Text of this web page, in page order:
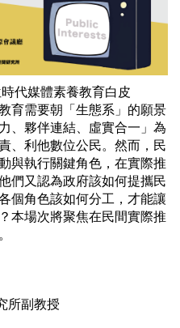
代媒體素養教育白皮
育需要朝「生態系」的願景
、夥伴連結、虛實合一」為
、利他數位公民。然而，民
與執行關鍵角色，在實際推
們又認為政府該如何提攜民
個角色該如何分工，才能讓
本場次將聚焦在民間實際推
所副教授